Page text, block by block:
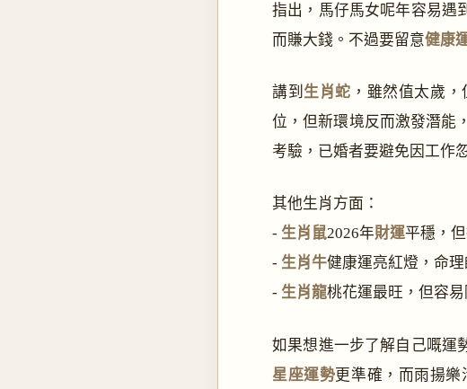
指出，馬仔馬女呢年容易遇
而賺大錢。不過要留意健康
講到 生肖蛇 ，雖然值太歲
位，但新環境反而激發潛能
考驗，已婚者要避免因工作
其他生肖方面：
- 生肖鼠2026年財運平穩，
- 生肖牛健康運亮紅燈，命
- 生肖龍桃花運最旺，但容
如果想進一步了解自己嘅運
星座運勢更準確，而雨揚